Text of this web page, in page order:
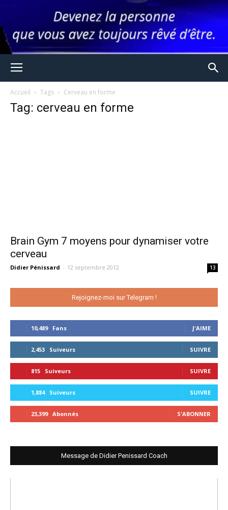
Accueil Tags Cerveau en forme
Tag: cerveau en forme
Brain Gym 7 moyens pour dynamiser votre
cerveau
Didier Pénissard - 12 septembre 2012 13
Rejoignez-moi sur Telegram !
10,489 Fans J'AIME
2,453 Suiveurs SUIVRE
815 Suiveurs SUIVRE
1,884 Suiveurs SUIVRE
23,399 Abonnés S'ABONNER
Message de Didier Penissard Coach